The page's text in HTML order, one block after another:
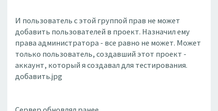
И пользователь с этой группой прав не может
добавить пользователей в проект. Назначил ему
права администратора - все равно не может. Может
только пользователь, создавший этот проект -
аккаунт, который я создавал для тестирования.
добавить.jpg